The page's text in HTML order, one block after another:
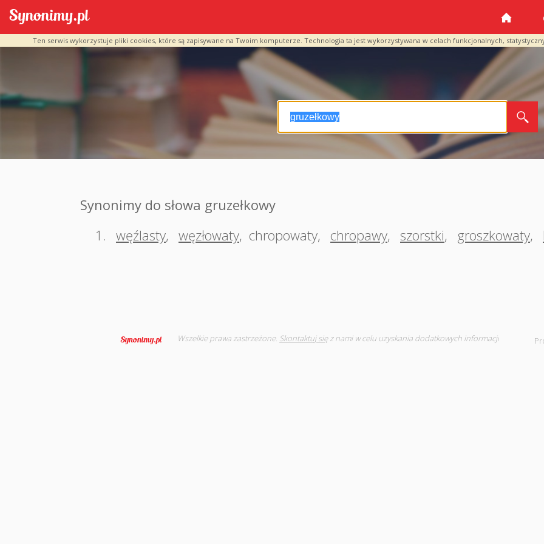
Ten serwis wykorzystuje pliki cookies, które są zapisywane na Twoim komputerze. Technologia ta jest wykorzystywana w celach funkcjonalnych,
Synonimy do słowa gruzełkowy
1. węźlasty, węzłowaty, chropowaty, chropawy, szorstki, groszkowaty,
Wszelkie prawa zastrzeżone. Skontaktuj sięz nami w celu uzyskania dodatkowych informacji